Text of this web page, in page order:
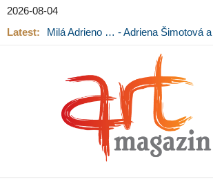
2026-08-04
Latest:
Milá Adrieno … - Adriena Šimotová